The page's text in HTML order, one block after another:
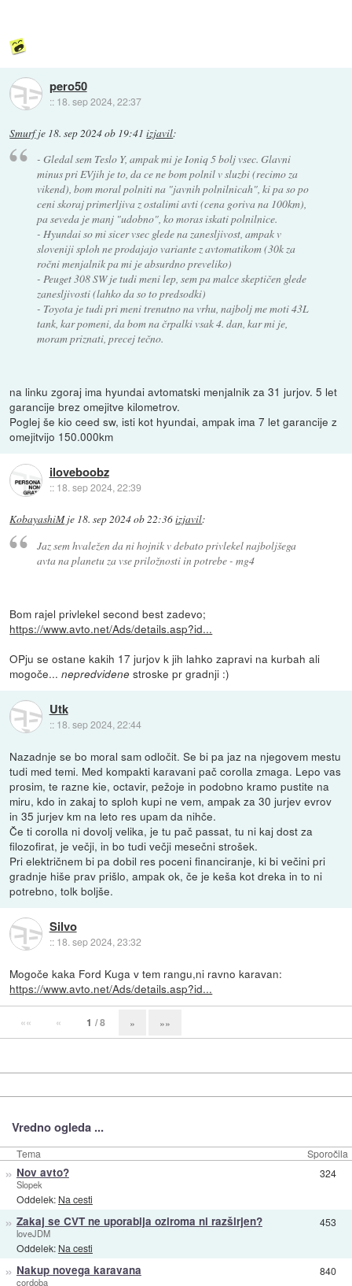
pero50
:: 18. sep 2024, 22:37
Smurfje 18. sep 2024 ob 19:41 izjavil:
- Gledal sem Teslo Y, ampak mi je Ioniq 5 bolj vsec. Glavni
minus pri EVjih je to, da ce ne bom polnil v sluzbi (recimo za
vikend), bom moral polniti na "javnih polnilnicah", ki pa so po
ceni skoraj primerljiva z ostalimi avti (cena goriva na 100km),
pa seveda je manj "udobno", ko moras iskati polnilnice.
- Hyundai so mi sicer vsec glede na zanesljivost, ampak v
sloveniji sploh ne prodajajo variante z avtomatikom (30k za
ročni menjalnik pa mi je absurdno preveliko)
- Peuget 308 SW je tudi meni lep, sem pa malce skeptičen glede
zanesljivosti (lahko da so to predsodki)
- Toyota je tudi pri meni trenutno na vrhu, najbolj me moti 43L
tank, kar pomeni, da bom na črpalki vsak 4. dan, kar mi je,
moram priznati, precej tečno.
na linku zgoraj ima hyundai avtomatski menjalnik za 31 jurjov. 5 let
garancije brez omejitve kilometrov.
Poglej še kio ceed sw, isti kot hyundai, ampak ima 7 let garancije z
omejitvijo 150.000km
iloveboobz
:: 18. sep 2024, 22:39
KobayashiMje 18. sep 2024 ob 22:36izjavil:
Jaz sem hvaležen da ni hojnik v debato privlekel najboljšega
avta na planetu za vse priložnosti in potrebe - mg4
Bom rajel privlekel second best zadevo;
https://www.avto.net/Ads/details.asp?id...
OPju se ostane kakih 17 jurjov k jih lahko zapravi na kurbah ali
mogoče...nepredvidenestroske pr gradnji :)
Utk
:: 18. sep 2024, 22:44
Nazadnje se bo moral sam odločit. Se bi pa jaz na njegovem mestu
tudi med temi. Med kompakti karavani pač corolla zmaga. Lepo vas
prosim, te razne kie, octavir, pežoje in podobno kramo pustite na
miru, kdo in zakaj to sploh kupi ne vem, ampak za 30 jurjev evrov
in 35 jurjev km na leto res upam da nihče.
Če ti corolla ni dovolj velika, je tu pač passat, tu ni kaj dost za
filozofirat, je večji, in bo tudi večji mesečni strošek.
Pri električnem bi pa dobil res poceni financiranje, ki bi večini pri
gradnje hiše prav prišlo, ampak ok, če je keša kot dreka in to ni
potrebno, tolk boljše.
Silvo
:: 18. sep 2024, 23:32
Mogoče kaka Ford Kuga v tem rangu,ni ravno karavan:
https://www.avto.net/Ads/details.asp?id...
«« « 1 / 8 » »»
Vredno ogleda ...
Tema Sporočila
» Nov avto?
Slopek
Oddelek: Na cesti
324
» Zakaj se CVT ne uporablja oziroma ni razširjen?
loveJDM
Oddelek: Na cesti
453
» Nakup novega karavana
cordoba
840